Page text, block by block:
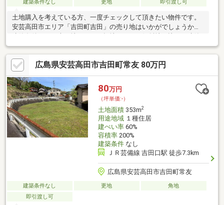
建築条件なし 更地 即引渡し可
土地購入を考えている方、一度チェックして頂きたい物件です。
安芸高田市エリア「吉田町吉田」の売り地はいかがでしょうか。
建築条件のない売り地です。平坦地なので、傾斜地と比べて建築
しやすい立地です。売地をお探しの方に是非見て頂きたいイチオ
シの土地です。芸備線吉田口をご利用するなら、芸備線吉田口周
辺で土地を買いませんか。
広島県安芸高田市吉田町常友 80万円
80万円
（坪単価:-）
土地面積353m2
用途地域１種住居
建ぺい率60%
容積率200%
建築条件なし
ＪＲ芸備線 吉田口駅 徒歩7.3km
広島県安芸高田市吉田町常友
建築条件なし 更地
角地
即引渡し可